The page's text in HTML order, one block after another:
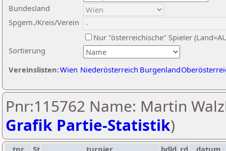
Sortierung
Bundesland
Spgem./Kreis/Verein
Nur "österreichische" Spieler
Vereinslisten:Wien Niederösterreich Burgenland
Pnr:115762 Name: Martin
Grafik Partie-Statistik)
tnr St turnier bdld rd
datum